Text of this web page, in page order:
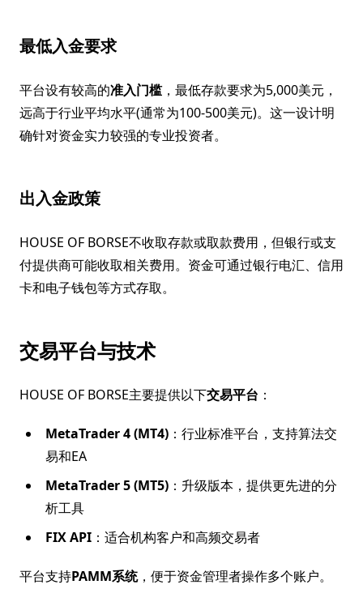
最低入金要求
平台设有较高的准入门槛，最低存款要求为5,000美元，
远高于行业平均水平(通常为100-500美元)。这一设计明
确针对资金实力较强的专业投资者。
出入金政策
HOUSE OF BORSE不收取存款或取款费用，但银行或支
付提供商可能收取相关费用。资金可通过银行电汇、信用
卡和电子钱包等方式存取。
交易平台与技术
HOUSE OF BORSE主要提供以下交易平台 ：
MetaTrader 4 (MT4) ：行业标准平台，支持算法交
易和EA
MetaTrader 5 (MT5) ：升级版本，提供更先进的分
析工具
FIX API ：适合机构客户和高频交易者
平台支持PAMM系统，便于资金管理者操作多个账户。